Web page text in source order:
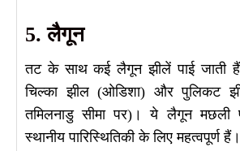
5. लैगून
तट के साथ कई लैगून झीलें पाई जाती
चिल्का झील (ओडिशा) और पुलिकट
तमिलनाडु सीमा पर)। ये लैगून मछली
स्थानीय पारिस्थितिकी के लिए महत्वपूर्ण